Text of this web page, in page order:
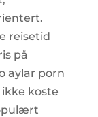
reisetid
på
aylar porn
koste